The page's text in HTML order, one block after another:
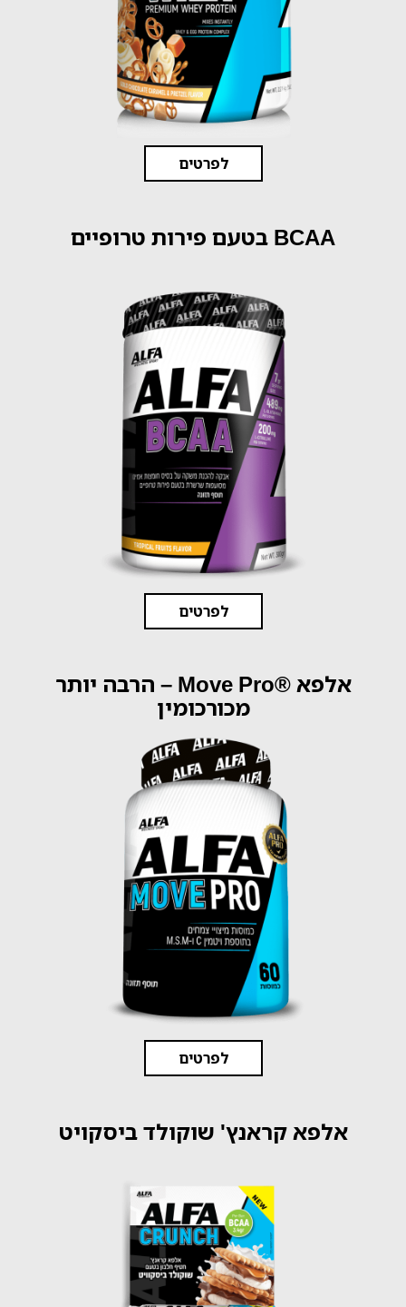
לפרטים
BCAA בטעם פירות טרופיים
לפרטים
אלפא ®Move Pro – הרבה יותר
מכורכומין
לפרטים
אלפא קראנץ' שוקולד ביסקויט